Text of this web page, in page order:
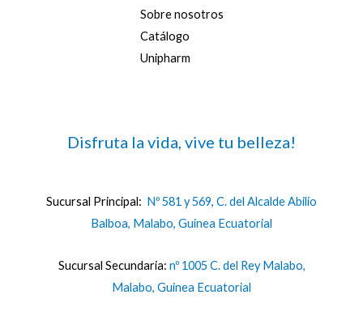
Sobre nosotros
Catálogo
Unipharm
Disfruta la vida, vive tu belleza!
Sucursal Principal: Nº 581 y 569, C. del Alcalde Abilio
Balboa, Malabo, Guinea Ecuatorial
Sucursal Secundaria: nº 1005 C. del Rey Malabo,
Malabo, Guinea Ecuatorial